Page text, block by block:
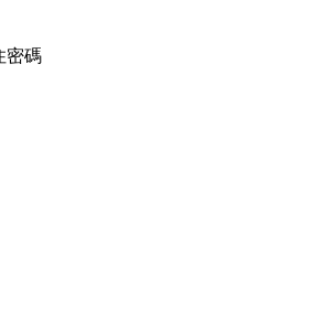
密碼